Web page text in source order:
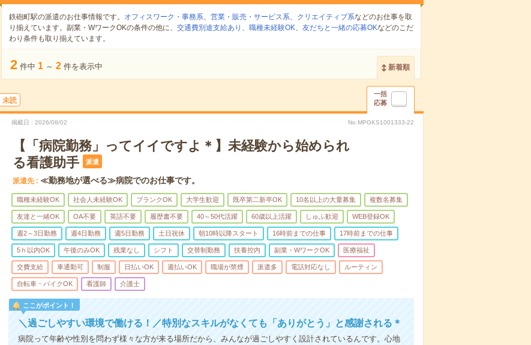
鉄砲町駅の派遣のお仕事情報です。 オフィスワーク・事務系、 営業・販売・サービス系、 クリエイティブ系などのお仕事を取
り揃えています。副業・WワークOKの条件の他に、 交通費別途支給あり 、 職種未経験OK、 友だちと一緒の応募OKなどのこだ
わり条件も取り揃えています。
2 件中 1 ～ 2 件を表示中 新着順
未読
一括
応募
掲載日 2026/08/02 No.MPGKS1001333-22
【「病院勤務」ってイイですよ＊】未経験から始められ
る看護助手
派遣
派遣先 ≪勤務地が選べる≫病院でのお仕事です。
職種未経験OK 社会人未経験OK ブランクOK 大学生歓迎 既卒第二新卒OK 10名以上の大量募集 複数名募集
友達と一緒OK OA不要 英語不要 履歴書不要 40～50代活躍 60歳以上活躍 しゅふ歓迎 WEB登録OK
週2～3日勤務 週4日勤務 週5日勤務 土日祝休 朝10時以降スタート 16時前までの仕事 17時前までの仕事
5ｈ以内OK 午後のみOK 残業なし シフト 交替制勤務 扶養控内 副業・WワークOK 医療福祉
交費支給 車通勤可 制服 日払いOK 週払いOK 職場が禁煙 派遣多 電話対応なし ルーティン
自転車・バイクOK 看護師 介護士
ここがポイント！
＼過ごしやすい環境で働ける！／特別なスキルがなくても「ありがとう」と感謝される＊
病院って年齢や性別を問わず様々な方が来る場所だから、みんなが過ごしやすく設計されているんです。心地